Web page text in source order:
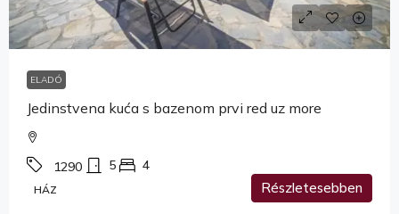
ELADÓ
Jedinstvena kuća s bazenom prvi red uz more
1290 5 4
HÁZ Részletesebben